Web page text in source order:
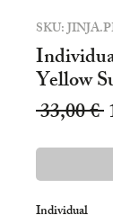
SKU:
Yellow
33,00 €
Individual